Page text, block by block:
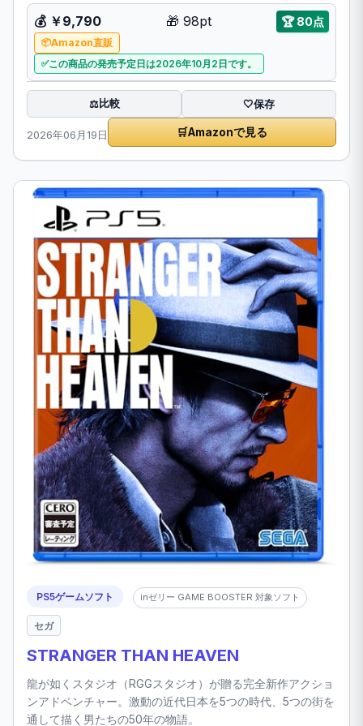
💰 ￥9,790 🎁 98pt 🏆80点
Amazon直販
この商品の発売予定日は2026年10月2日です。
⚖️比較 🤍保存
2026年06月19日 🛒Amazonで見る
PS5ゲームソフト inゼリー GAME BOOSTER 対象ソフト
セガ
STRANGER THAN HEAVEN
龍が如くスタジオ（RGGスタジオ）が贈る完全新作アクショ
ンアドベンチャー。激動の近代日本を5つの時代、5つの街を
通して描く男たちの50年の物語。